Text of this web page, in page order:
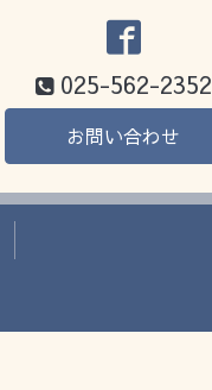
025-562-2352
お問い合わせ